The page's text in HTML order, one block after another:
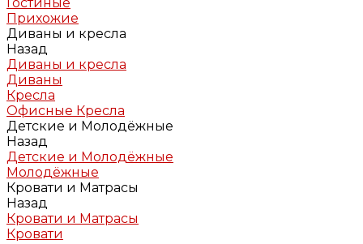
Прихожие
Диваны и кресла
Назад
Диваны и кресла
Диваны
Кресла
Офисные Кресла
Детские и Молодёжные
Назад
Детские и Молодёжные
Молодёжные
Кровати и Матрасы
Назад
Кровати и Матрасы
Кровати